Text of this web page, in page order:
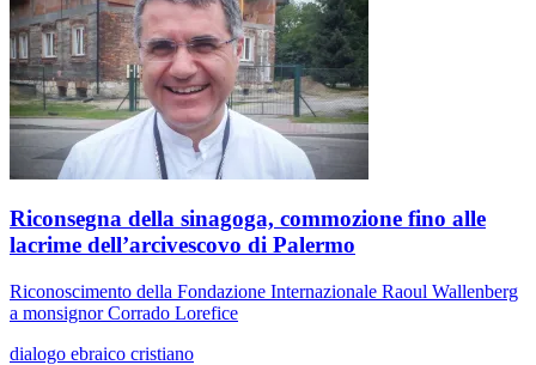
Riconsegna della sinagoga, commozione fino alle
lacrime dell’arcivescovo di Palermo
Riconoscimento della Fondazione Internazionale Raoul Wallenberg
a monsignor Corrado Lorefice
dialogo ebraico cristiano